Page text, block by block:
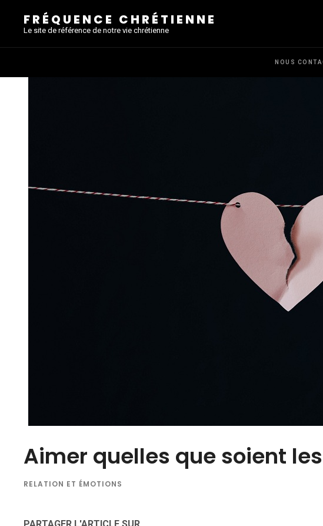
FRÉQUENCE CHRÉTIENNE
Le site de référence de notre vie chrétienne
NOUS
Aimer quelles que soient
RELATION ET ÉMOTIONS